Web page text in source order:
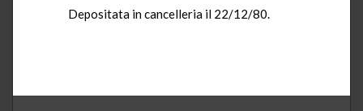
Depositata in cancelleria il 22/12/80.